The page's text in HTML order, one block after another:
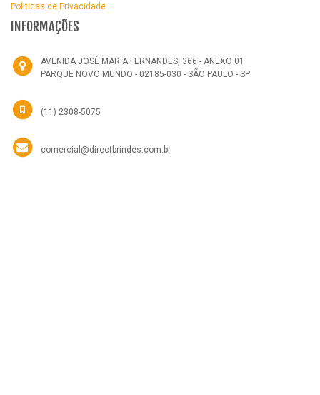
Politicas de Privacidade
INFORMAÇÕES
AVENIDA JOSÉ MARIA FERNANDES, 366 - ANEXO 01
PARQUE NOVO MUNDO - 02185-030 - SÃO PAULO - SP
(11) 2308-5075
comercial@directbrindes.com.br